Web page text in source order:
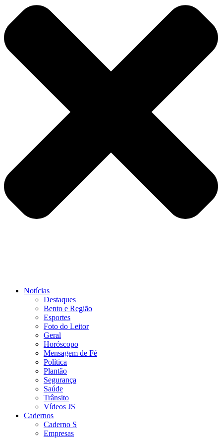
Notícias
Destaques
Bento e Região
Esportes
Foto do Leitor
Geral
Horóscopo
Mensagem de Fé
Política
Plantão
Segurança
Saúde
Trânsito
Vídeos JS
Cadernos
Caderno S
Empresas